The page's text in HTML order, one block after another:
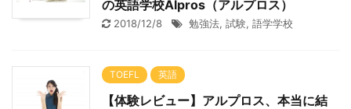
の英語学校Alpros（アルプロス）
2018/12/8 勉強法, 試験, 語学学校
TOEFL 英語
【体験レビュー】アルプロス、本当に結